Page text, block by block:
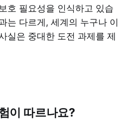
호 필요성을 인식하고 있습
는 다르게, 세계의 누구나 이
실은 중대한 도전 과제를 제
이 따르나요?